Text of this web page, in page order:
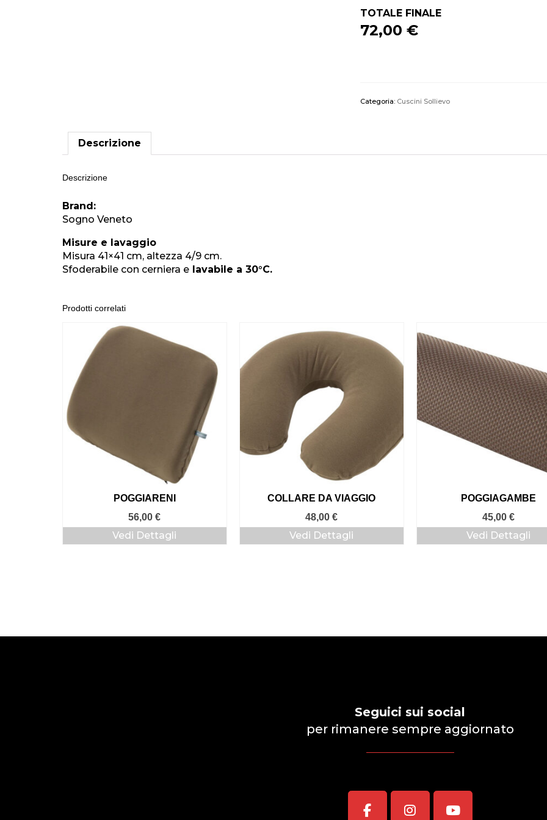
TOTALE FINALE
72,00 €
Categoria: Cuscini Sollievo
Descrizione
Descrizione
Brand:
Sogno Veneto
Misure e lavaggio
Misura 41×41 cm, altezza 4/9 cm.
Sfoderabile con cerniera e lavabile a 30°C.
Prodotti correlati
POGGIARENI
56,00€
Vedi Dettagli
COLLARE DA VIAGGIO
48,00€
Vedi Dettagli
POGGIAGAMBE
45,00€
Vedi Dettagli
Seguici sui social
per rimanere sempre aggiornato